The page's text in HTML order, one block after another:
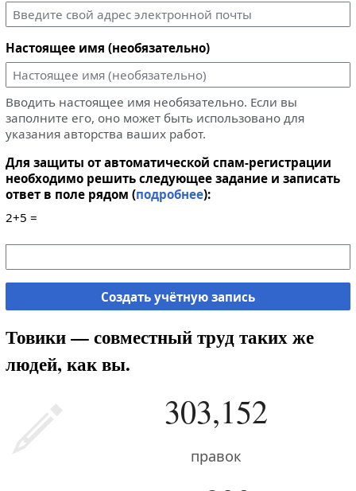
Настоящее имя (необязательно)
Вводить настоящее имя необязательно. Если вы
заполните его, оно может быть использовано для
указания авторства ваших работ.
Для защиты от автоматической спам-регистрации
необходимо решить следующее задание и записать
ответ в поле рядом (подробнее):
2+5 =
Создать учётную запись
Товики — совместный труд таких же
людей, как вы.
303,152
правок